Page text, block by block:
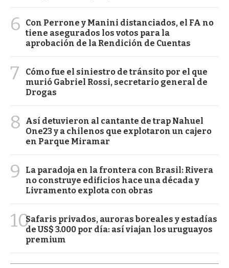
6
Con Perrone y Manini distanciados, el FA no
tiene asegurados los votos para la
aprobación de la Rendición de Cuentas
7
Cómo fue el siniestro de tránsito por el que
murió Gabriel Rossi, secretario general de
Drogas
8
Así detuvieron al cantante de trap Nahuel
One23 y a chilenos que explotaron un cajero
en Parque Miramar
9
La paradoja en la frontera con Brasil: Rivera
no construye edificios hace una década y
Livramento explota con obras
10Safaris privados, auroras boreales y estadías
de US$ 3.000 por día: así viajan los uruguayos
premium